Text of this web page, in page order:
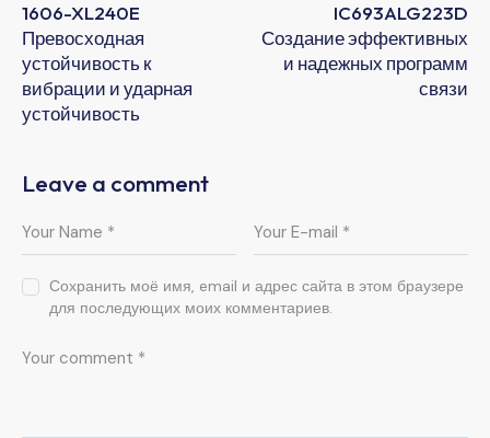
1606-XL240E
Превосходная
устойчивость к
вибрации и ударная
устойчивость
IC693ALG223D
Создание эффективных
и надежных программ
связи
Leave a comment
Сохранить моё имя, email и адрес сайта в этом браузере
для последующих моих комментариев.